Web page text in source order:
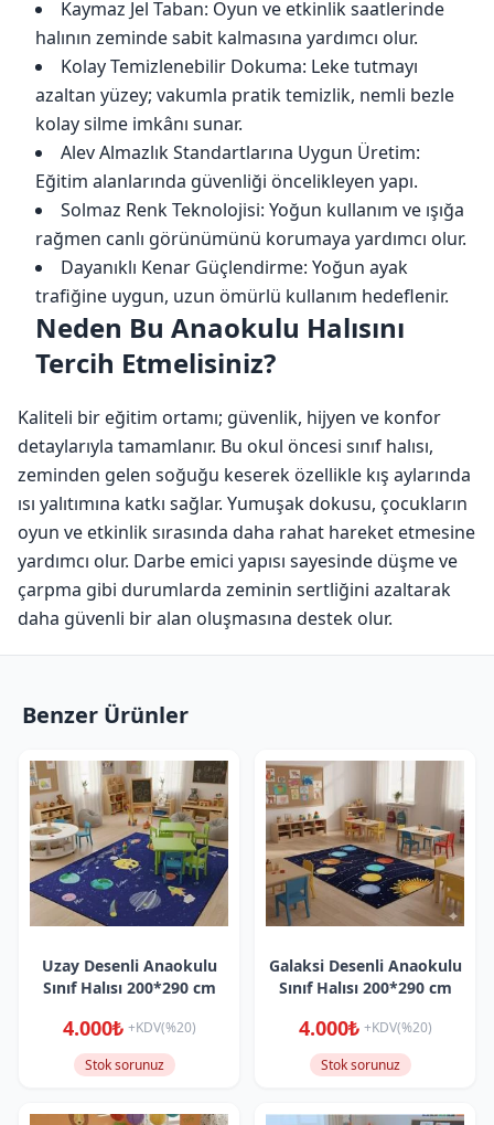
Kaymaz Jel Taban: Oyun ve etkinlik saatlerinde
halının zeminde sabit kalmasına yardımcı olur.
Kolay Temizlenebilir Dokuma: Leke tutmayı
azaltan yüzey; vakumla pratik temizlik, nemli bezle
kolay silme imkânı sunar.
Alev Almazlık Standartlarına Uygun Üretim:
Eğitim alanlarında güvenliği öncelikleyen yapı.
Solmaz Renk Teknolojisi: Yoğun kullanım ve ışığa
rağmen canlı görünümünü korumaya yardımcı olur.
Dayanıklı Kenar Güçlendirme: Yoğun ayak
trafiğine uygun, uzun ömürlü kullanım hedeflenir.
Neden Bu Anaokulu Halısını
Tercih Etmelisiniz?
Kaliteli bir eğitim ortamı; güvenlik, hijyen ve konfor
detaylarıyla tamamlanır. Bu okul öncesi sınıf halısı,
zeminden gelen soğuğu keserek özellikle kış aylarında
ısı yalıtımına katkı sağlar. Yumuşak dokusu, çocukların
oyun ve etkinlik sırasında daha rahat hareket etmesine
yardımcı olur. Darbe emici yapısı sayesinde düşme ve
çarpma gibi durumlarda zeminin sertliğini azaltarak
daha güvenli bir alan oluşmasına destek olur.
Benzer Ürünler
Uzay Desenli Anaokulu
Sınıf Halısı 200*290 cm
4.000₺ +KDV(%20)
Stok sorunuz
Galaksi Desenli Anaokulu
Sınıf Halısı 200*290 cm
4.000₺ +KDV(%20)
Stok sorunuz